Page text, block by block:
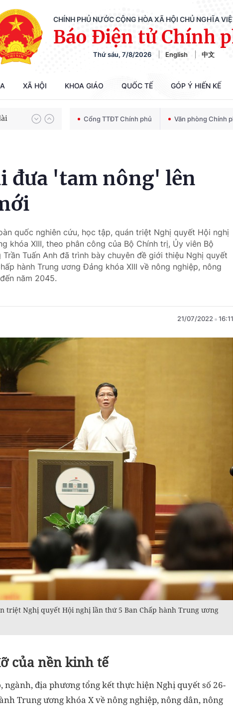
CHÍNH PHỦ NƯỚC CỘNG HÒA XÃ HỘI CHỦ NGHĨA
Báo Điện tử Chính
Thứ sáu, 7/8/2026 English 中文
XÃ HỘI KHOA GIÁO QUỐC TẾ GÓP Ý HIẾN KẾ
Chiến dịch 500 ngày đêm tìm kiếm, quy tập và xác định danh tính hài cốt liệt sĩ
Bảo vệ nền tảng tư tưởng của Đảng trong kỷ nguyên phát triển mới
Cổng TTĐT Chính phủ Văn phòng Chính
đưa 'tam nông' lên
quốc nghiên cứu, học tập, quán triệt Nghị quyết Hội nghị
khóa XIII, theo phân công của Bộ Chính trị, Ủy viên Bộ
Tuấn Anh đã trình bày chuyên đề giới thiệu Nghị quyết
hành Trung ương Đảng khóa XIII về nông nghiệp, nông
năm 2045.
21/07/2022 16:11
triệt Nghị quyết Hội nghị lần thứ 5 Ban Chấp hành Trung ương
của nền kinh tế
ngành, địa phương tổng kết thực hiện Nghị quyết số 26-
Trung ương khóa X về nông nghiệp, nông dân, nông